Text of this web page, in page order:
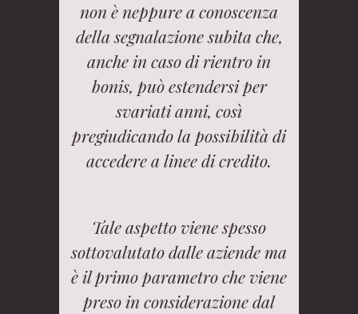
non è neppure a conoscenza
della segnalazione subita che,
anche in caso di rientro in
bonis, può estendersi per
svariati anni, così
pregiudicando la possibilità di
accedere a linee di credito.
Tale aspetto viene spesso
sottovalutato dalle aziende ma
è il primo parametro che viene
preso in considerazione dal